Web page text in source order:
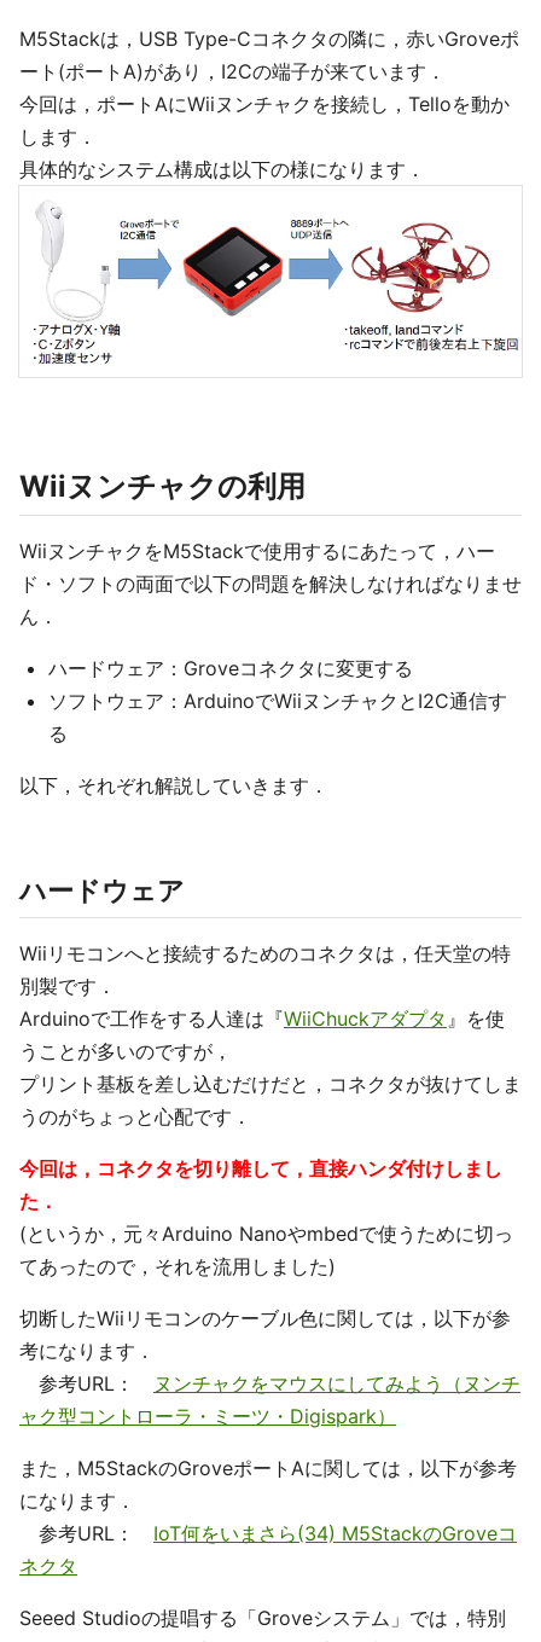
M5Stackは，USB Type-Cコネクタの隣に，赤いGroveポ
ート(ポートA)があり，I2Cの端子が来ています．
今回は，ポートAにWiiヌンチャクを接続し，Telloを動か
します．
具体的なシステム構成は以下の様になります．
Wiiヌンチャクの利用
WiiヌンチャクをM5Stackで使用するにあたって，ハー
ド・ソフトの両面で以下の問題を解決しなければなりませ
ん．
ハードウェア：Groveコネクタに変更する
ソフトウェア：ArduinoでWiiヌンチャクとI2C通信す
る
以下，それぞれ解説していきます．
ハードウェア
Wiiリモコンへと接続するためのコネクタは，任天堂の特
別製です．
Arduinoで工作をする人達は『WiiChuckアダプタ 』を使
うことが多いのですが，
プリント基板を差し込むだけだと，コネクタが抜けてしま
うのがちょっと心配です．
今回は，コネクタを切り離して，直接ハンダ付けしまし
た．
(というか，元々Arduino Nanoやmbedで使うために切っ
てあったので，それを流用しました)
切断したWiiリモコンのケーブル色に関しては，以下が参
考になります．
参考URL：
ヌンチャクをマウスにしてみよう（ヌンチ
ャク型コントローラ・ミーツ・Digispark）
また，M5StackのGroveポートAに関しては，以下が参考
になります．
参考URL： IoT何をいまさら(34) M5StackのGroveコ
ネクタ
Seeed Studioの提唱する「Groveシステム」では，特別